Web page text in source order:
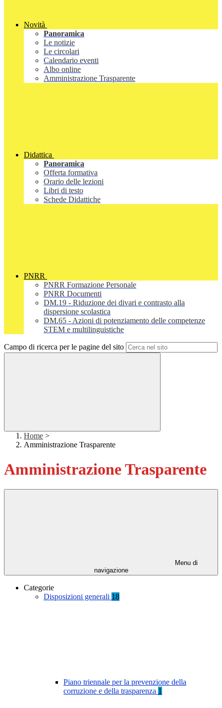
Novità
Panoramica
Le notizie
Le circolari
Calendario eventi
Albo online
Amministrazione Trasparente
Didattica
Panoramica
Offerta formativa
Orario delle lezioni
Libri di testo
Schede Didattiche
PNRR
PNRR Formazione Personale
PNRR Documenti
DM.19 - Riduzione dei divari e contrasto alla
dispersione scolastica
DM.65 - Azioni di potenziamento delle competenze
STEM e multilinguistiche
Campo di ricerca per le pagine del sito
Home >
Amministrazione Trasparente
Amministrazione Trasparente
Menu di
navigazione
Categorie
Disposizioni generali 18
Piano triennale per la prevenzione della
corruzione e della trasparenza 1